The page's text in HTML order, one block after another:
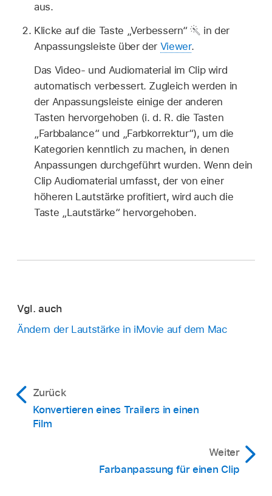
aus.
Klicke auf die Taste „Verbessern“
in der
Anpassungsleiste über der Viewer.
Das Video- und Audiomaterial im Clip wird
automatisch verbessert. Zugleich werden in
der Anpassungsleiste einige der anderen
Tasten hervorgehoben (i. d. R. die Tasten
„Farbbalance“ und „Farbkorrektur“), um die
Kategorien kenntlich zu machen, in denen
Anpassungen durchgeführt wurden. Wenn dein
Clip Audiomaterial umfasst, der von einer
höheren Lautstärke profitiert, wird auch die
Taste „Lautstärke“ hervorgehoben.
Vgl. auch
Ändern der Lautstärke in iMovie auf dem Mac
Zurück
Konvertieren eines Trailers in einen
Film
Weiter
Farbanpassung für einen Clip